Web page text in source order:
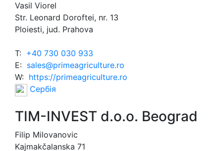
Vasil Viorel
Str. Leonard Doroftei, nr. 13
Ploiesti, jud. Prahova
T: +40 730 030 933
E: sales@primeagriculture.ro
W: https://primeagriculture.ro
Сербія
TIM-INVEST d.o.o. Beograd
Filip Milovanovic
Kajmakčalanska 71